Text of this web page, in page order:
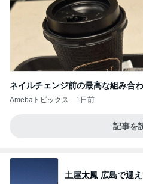
ネイルチェンジ前の最高な組み合
Amebaトピックス 1日前
記事を
土屋太鳳 広島で迎